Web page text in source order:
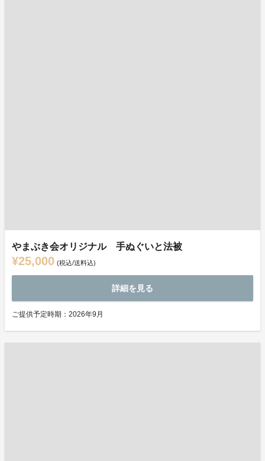
やまぶき会オリジナル 手ぬぐいと法被
¥25,000 (税込/送料込)
詳細を見る
ご提供予定時期：2026年9月